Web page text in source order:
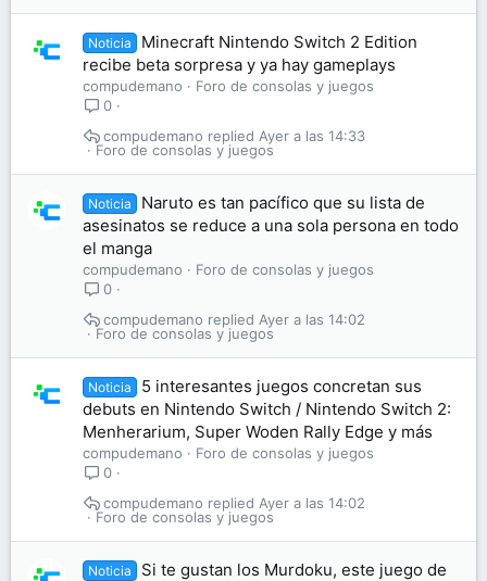
Noticia
Minecraft Nintendo Switch 2 Edition
recibe beta sorpresa y ya hay gameplays
compudemano
Foro de consolas y juegos
0
Foro de consolas y juegos
Ayer a las 14:33
compudemano
Noticia
Naruto es tan pacífico que su lista de
asesinatos se reduce a una sola persona en todo
el manga
compudemano
Foro de consolas y juegos
0
Foro de consolas y juegos
Ayer a las 14:02
compudemano
Noticia
5 interesantes juegos concretan sus
debuts en Nintendo Switch / Nintendo Switch 2:
Menherarium, Super Woden Rally Edge y más
compudemano
Foro de consolas y juegos
0
Foro de consolas y juegos
Ayer a las 14:02
compudemano
Noticia
Si te gustan los Murdoku, este juego de